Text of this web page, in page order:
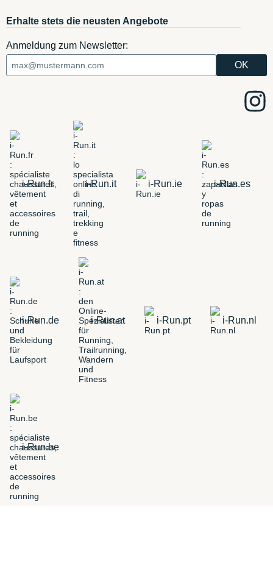
Erhalte stets die neusten Angebote
Anmeldung zum Newsletter:
i-Run.fr i-Run.it i-Run.ie i-Run.es
i-Run.de i-Run.at i-Run.pt i-Run.nl
i-Run.be